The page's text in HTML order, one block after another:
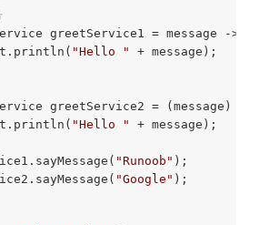
greetService1 = message ->
"Hello " + message);
greetService2 = (message) ->
"Hello " + message);
"Runoob" );
"Google" );